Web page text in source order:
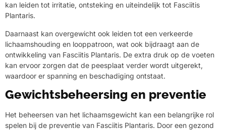
kan leiden tot irritatie, ontsteking en uiteindelijk tot Fasciitis
Plantaris.
Daarnaast kan overgewicht ook leiden tot een verkeerde
lichaamshouding en looppatroon, wat ook bijdraagt aan de
ontwikkeling van Fasciitis Plantaris. De extra druk op de voeten
kan ervoor zorgen dat de peesplaat verder wordt uitgerekt,
waardoor er spanning en beschadiging ontstaat.
Gewichtsbeheersing en preventie
Het beheersen van het lichaamsgewicht kan een belangrijke rol
spelen bij de preventie van Fasciitis Plantaris. Door een gezond